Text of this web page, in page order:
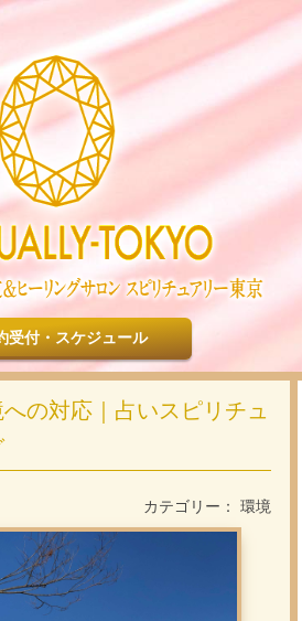
受付・スケジュール
の対応｜占いスピリチュ
カテゴリー： 環境